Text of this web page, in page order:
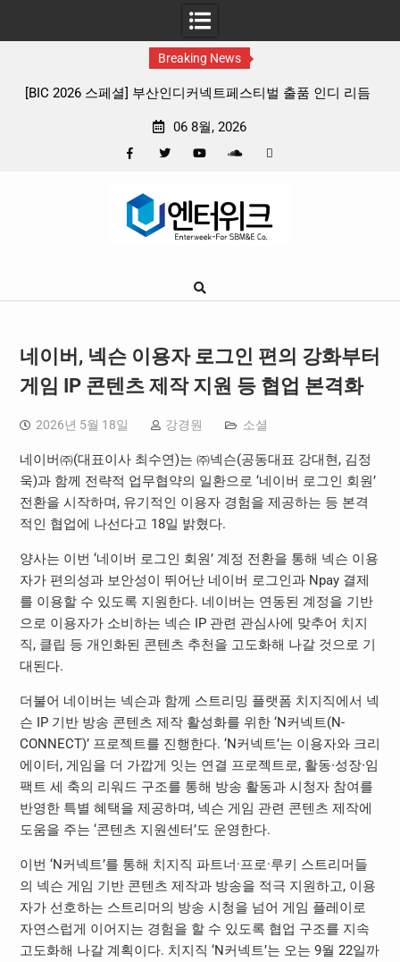
Breaking News
판타지 케이팝 애니메이션 ‘고스트밴드’ 8월 26일(수) 개봉
06 8월, 2026
Google
네이버, 넥슨 이용자 로그인 편의 강화부터
게임 IP 콘텐츠 제작 지원 등 협업 본격화
2026년 5월 18일 강경원 소셜
네이버㈜(대표이사 최수연)는 ㈜넥슨(공동대표 강대현, 김정
욱)과 함께 전략적 업무협약의 일환으로 ‘네이버 로그인 회원’
전환을 시작하며, 유기적인 이용자 경험을 제공하는 등 본격
적인 협업에 나선다고 18일 밝혔다.
양사는 이번 ‘네이버 로그인 회원’ 계정 전환을 통해 넥슨 이용
자가 편의성과 보안성이 뛰어난 네이버 로그인과 Npay 결제
를 이용할 수 있도록 지원한다. 네이버는 연동된 계정을 기반
으로 이용자가 소비하는 넥슨 IP 관련 관심사에 맞추어 치지
직, 클립 등 개인화된 콘텐츠 추천을 고도화해 나갈 것으로 기
대된다.
더불어 네이버는 넥슨과 함께 스트리밍 플랫폼 치지직에서 넥
슨 IP 기반 방송 콘텐츠 제작 활성화를 위한 ‘N커넥트(N-
CONNECT)’ 프로젝트를 진행한다. ‘N커넥트’는 이용자와 크리
에이터, 게임을 더 가깝게 잇는 연결 프로젝트로, 활동∙성장∙임
팩트 세 축의 리워드 구조를 통해 방송 활동과 시청자 참여를
반영한 특별 혜택을 제공하며, 넥슨 게임 관련 콘텐츠 제작에
도움을 주는 ‘콘텐츠 지원센터’도 운영한다.
이번 ‘N커넥트’를 통해 치지직 파트너·프로·루키 스트리머들
의 넥슨 게임 기반 콘텐츠 제작과 방송을 적극 지원하고, 이용
자가 선호하는 스트리머의 방송 시청을 넘어 게임 플레이로
자연스럽게 이어지는 경험을 할 수 있도록 협업 구조를 지속
고도화해 나갈 계획이다. 치지직 ‘N커넥트’는 오는 9월 22일까